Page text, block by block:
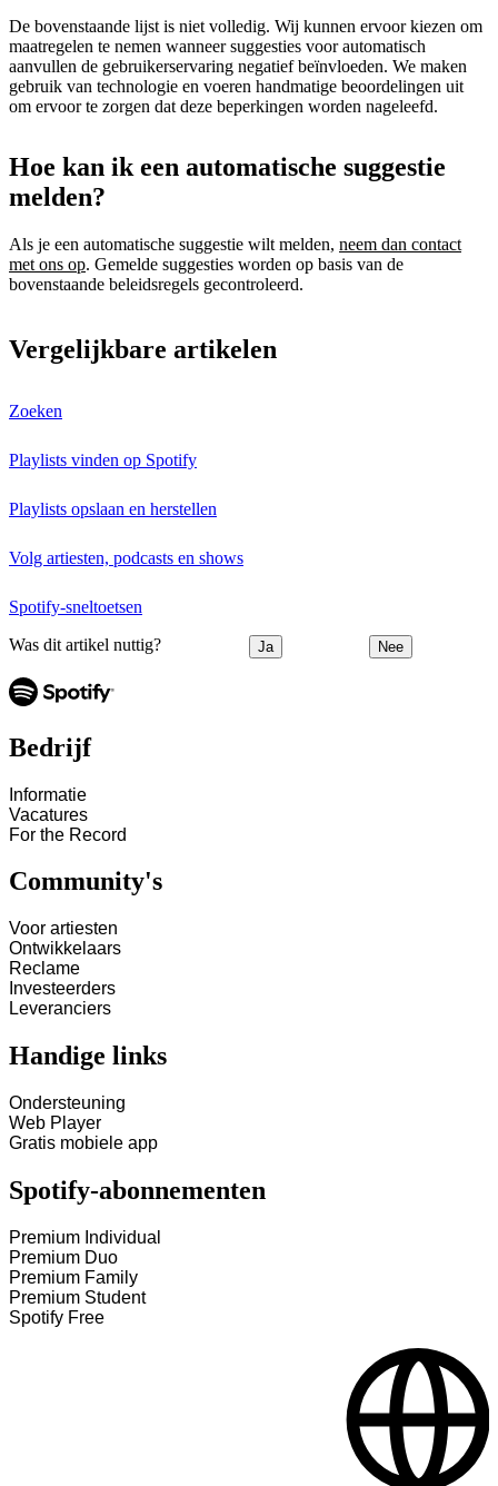
De bovenstaande lijst is niet volledig. Wij kunnen ervoor kiezen om
maatregelen te nemen wanneer suggesties voor automatisch
aanvullen de gebruikerservaring negatief beïnvloeden. We maken
gebruik van technologie en voeren handmatige beoordelingen uit
om ervoor te zorgen dat deze beperkingen worden nageleefd.
Hoe kan ik een automatische suggestie
melden?
Als je een automatische suggestie wilt melden, neem dan contact
met ons op. Gemelde suggesties worden op basis van de
bovenstaande beleidsregels gecontroleerd.
Vergelijkbare artikelen
Zoeken
Playlists vinden op Spotify
Playlists opslaan en herstellen
Volg artiesten, podcasts en shows
Spotify-sneltoetsen
Was dit artikel nuttig? Ja Nee
Bedrijf
Informatie
Vacatures
For the Record
Community's
Voor artiesten
Ontwikkelaars
Reclame
Investeerders
Leveranciers
Handige links
Ondersteuning
Web Player
Gratis mobiele app
Spotify-abonnementen
Premium Individual
Premium Duo
Premium Family
Premium Student
Spotify Free